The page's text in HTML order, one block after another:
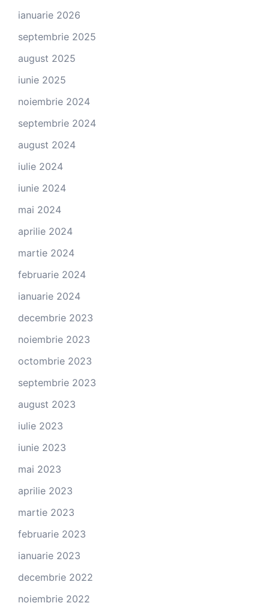
ianuarie 2026
septembrie 2025
august 2025
iunie 2025
noiembrie 2024
septembrie 2024
august 2024
iulie 2024
iunie 2024
mai 2024
aprilie 2024
martie 2024
februarie 2024
ianuarie 2024
decembrie 2023
noiembrie 2023
octombrie 2023
septembrie 2023
august 2023
iulie 2023
iunie 2023
mai 2023
aprilie 2023
martie 2023
februarie 2023
ianuarie 2023
decembrie 2022
noiembrie 2022